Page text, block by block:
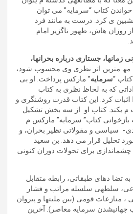
خواندن کتاب “سرمايه” می توان
ی کرد. درست به مانند فرد
روزان هاش، ظھور ناگزير امام
زمانھا، جستاری درباره بحرانھا،
مھ مترين اثر نظری وی محسوب شود،
“سرمايه” مارکس پرداخت. او بی
که به لحاظ نظری به کتاب
اثبات کرد. اين کتاب قدرت روشنگری و
م یکند. کتاب او از سه بخش تشکيل
کتاب” سرمايه” مارکس م
سياسی و مقولاتی نظير بحران، و
تحليل قرار می دھد. بن سعيد
برای تحولات دوران کنونی
تضا دھای طبقاتی، رابطه متقابل
سلطهی سلسله مراتب و فشار
قومی (بين مليتھا و پيروان
جھانیشدن سرمايه معاصر). آخرين